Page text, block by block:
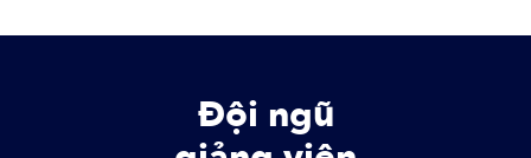
Đội ngũ